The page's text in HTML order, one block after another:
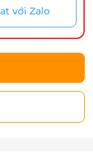
với Zalo